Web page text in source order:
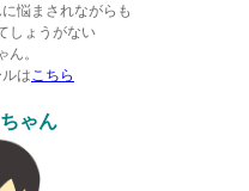
悩まされながらも
しょうがない
ん。
はこちら
ゃん